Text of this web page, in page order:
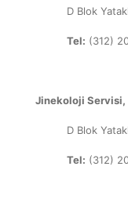
D Blok
Tel: (312)
Jinekoloji
D Blok
Tel: (312)